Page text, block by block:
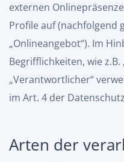
externen
Profile auf (nachfolgend
„Onlineangebot“). Im
Begrifflichkeiten, wie
„Verantwortlicher“
im Art. 4 der
Arten der